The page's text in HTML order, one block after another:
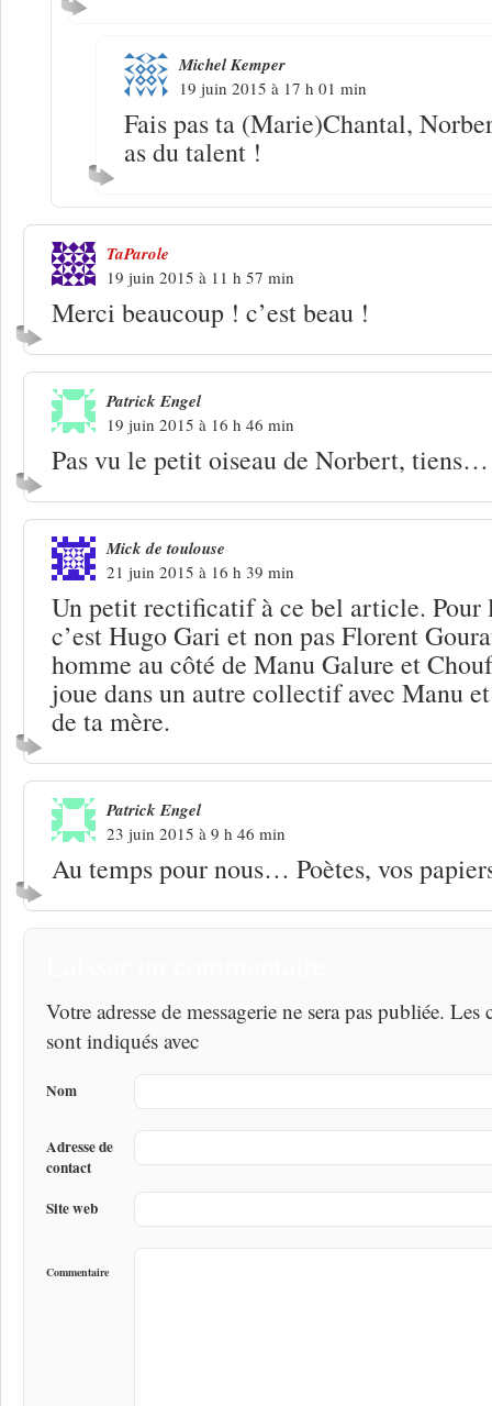
Michel Kemper
19 juin 2015 à 17 h 01 min
Fais pas ta (Marie)Chantal,
as du talent !
TaParole
19 juin 2015 à 11 h 57 min
Merci beaucoup ! c’est beau !
Patrick Engel
19 juin 2015 à 16 h 46 min
Pas vu le petit oiseau de Norbert, tiens…
Mick de toulouse
21 juin 2015 à 16 h 39 min
Un petit rectificatif à ce bel article. Pour
c’est Hugo Gari et non pas Florent
homme au côté de Manu Galure et
joue dans un autre collectif avec Manu
de ta mère.
Patrick Engel
23 juin 2015 à 9 h 46 min
Au temps pour nous… Poètes, vos
Votre adresse de messagerie ne sera pas publiée.
sont indiqués avec
Nom
Adresse de
contact
Site web
Commentaire